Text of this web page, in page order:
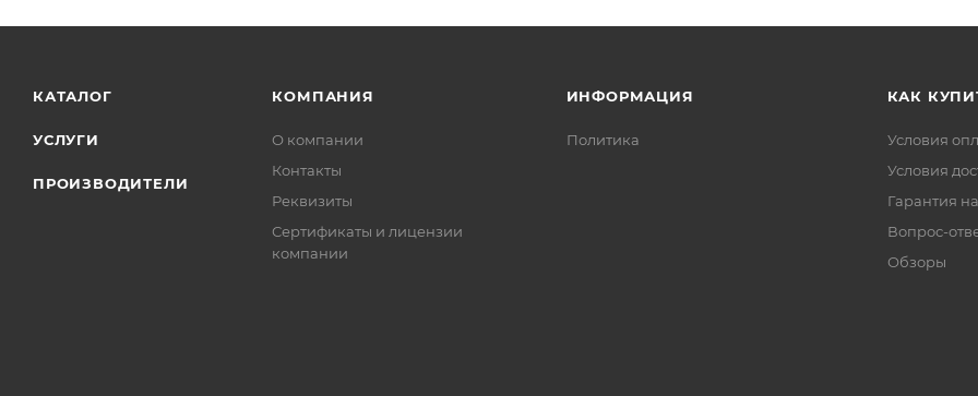
КАТАЛОГ
УСЛУГИ
ПРОИЗВОДИТЕЛИ
КОМПАНИЯ
О компании
Контакты
Реквизиты
Сертификаты и лицензии
компании
ИНФОРМАЦИЯ
Политика
КАК
Условия
Условия
Гарантия
Вопрос-
Обзоры